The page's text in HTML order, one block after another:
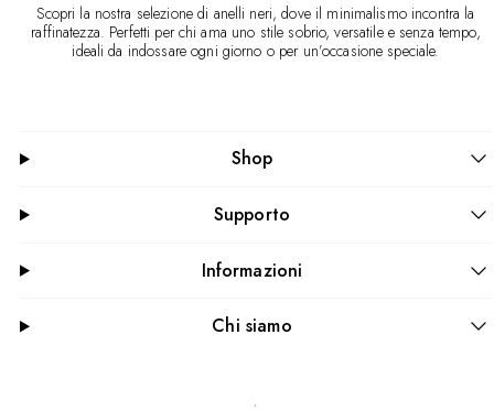
Scopri la nostra selezione di anelli neri, dove il minimalismo incontra la
raffinatezza. Perfetti per chi ama uno stile sobrio, versatile e senza tempo,
ideali da indossare ogni giorno o per un’occasione speciale.
Shop
Supporto
Informazioni
Chi siamo